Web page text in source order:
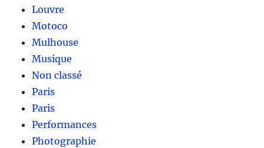
Louvre
Motoco
Mulhouse
Musique
Non classé
Paris
Paris
Performances
Photographie